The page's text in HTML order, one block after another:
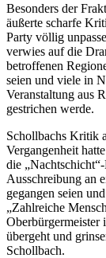
Besonders der
äußerte scharfe
Party völlig
verwies auf die
betroffenen
seien und viele in
Veranstaltung aus
gestrichen werde.
Schollbachs Kritik
Vergangenheit
die
Ausschreibung an
gegangen seien
„Zahlreiche
Oberbürgermeister
übergeht und
Schollbach.